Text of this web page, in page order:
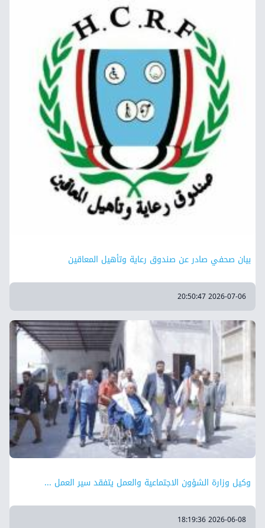
بيان صحفي صادر عن صندوق رعاية وتأهيل المعاقين
2026-07-06 20:50:47
وكيل وزارة الشؤون الاجتماعية والعمل يتفقد سير العمل ...
2026-06-08 18:19:36